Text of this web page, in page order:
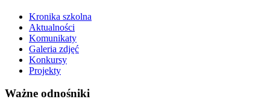
Kronika szkolna
Aktualności
Komunikaty
Galeria zdjęć
Konkursy
Projekty
Ważne odnośniki